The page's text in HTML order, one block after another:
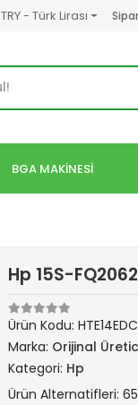
TRY - Türk Lirası
BGA MAKİNESİ
Hp 15S-
Ürün Kodu: HTE14EDC
Marka: Orijinal
Kategori: Hp
Ürün Alternatifleri: